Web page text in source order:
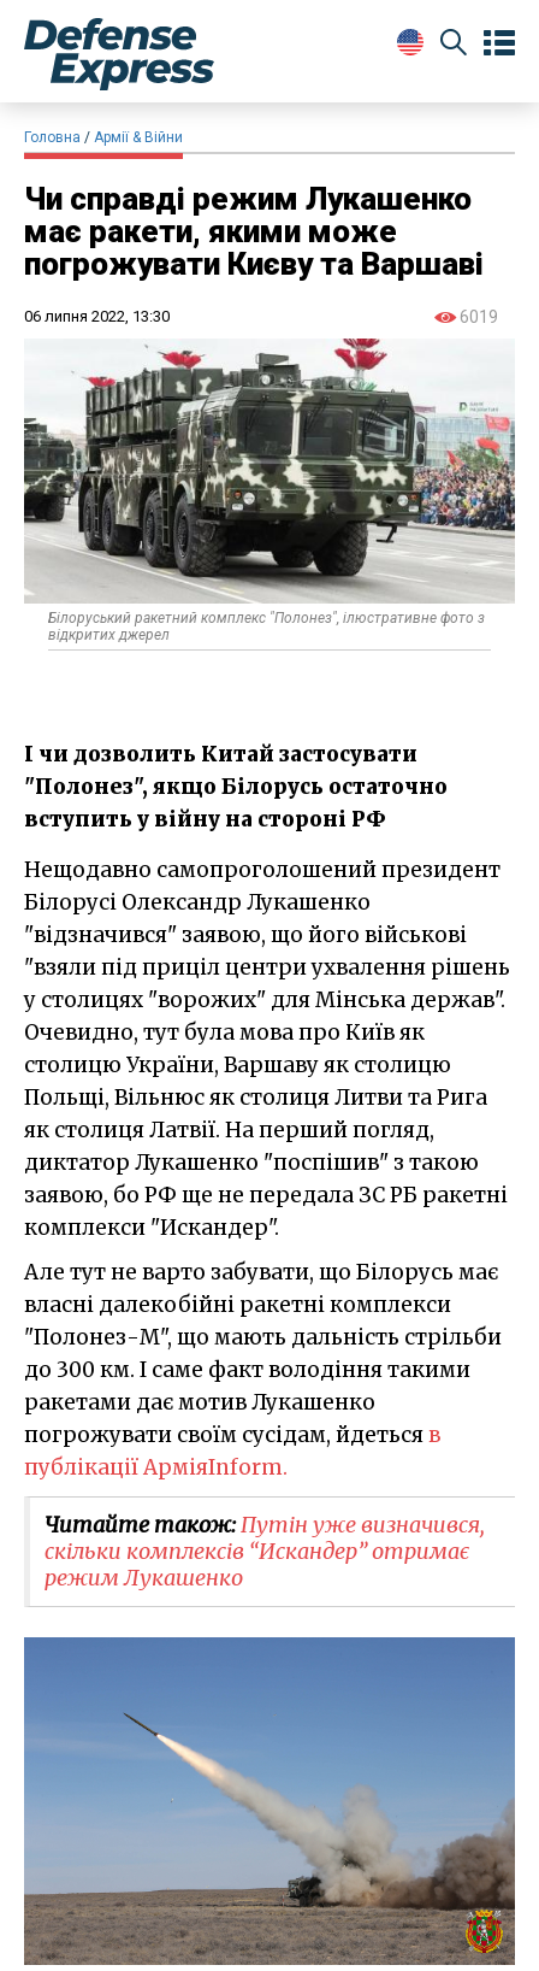
Головна Армії & Війни
Чи справді режим Лукашенко
має ракети, якими може
погрожувати Києву та Варшаві
06 липня 2022, 13:30 6019
Білоруський ракетний комплекс "Полонез", ілюстративне фото з
відкритих джерел
І чи дозволить Китай застосувати
"Полонез", якщо Білорусь остаточно
вступить у війну на стороні РФ
Нещодавно самопроголошений президент
Білорусі Олександр Лукашенко
"відзначився" заявою, що його військові
"взяли під приціл центри ухвалення рішень
у столицях "ворожих" для Мінська держав".
Очевидно, тут була мова про Київ як
столицю України, Варшаву як столицю
Польщі, Вільнюс як столиця Литви та Рига
як столиця Латвії. На перший погляд,
диктатор Лукашенко "поспішив" з такою
заявою, бо РФ ще не передала ЗС РБ ракетні
комплекси "Искандер".
Але тут не варто забувати, що Білорусь має
власні далекобійні ракетні комплекси
"Полонез-М", що мають дальність стрільби
до 300 км. І саме факт володіння такими
ракетами дає мотив Лукашенко
погрожувати своїм сусідам, йдетьсяв
публікації АрміяInform.
Читайте також:Путін уже визначився,
скільки комплексів “Искандер” отримає
режим Лукашенко